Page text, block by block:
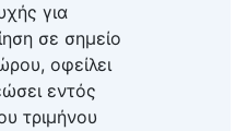
για
σε σημείο
οφείλει
εντός
τριμήνου